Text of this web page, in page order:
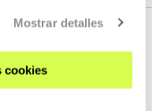
Mostrar detalles
cookies